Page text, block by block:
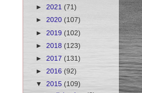
► 2021 (71)
► 2020 (107)
► 2019 (102)
► 2018 (123)
► 2017 (131)
► 2016 (92)
▼ 2015 (109)